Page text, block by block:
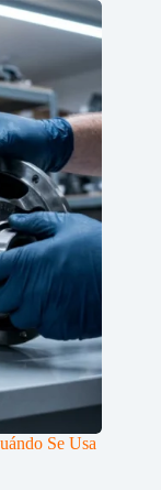
Se Usa